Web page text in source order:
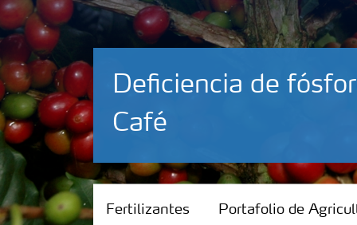
Deficiencia de
Café
Fertilizantes
Fertilizantes Portafolio de